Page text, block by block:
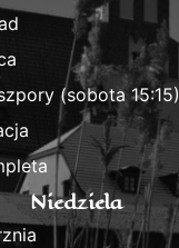
(sobota 15:15)
Niedziela